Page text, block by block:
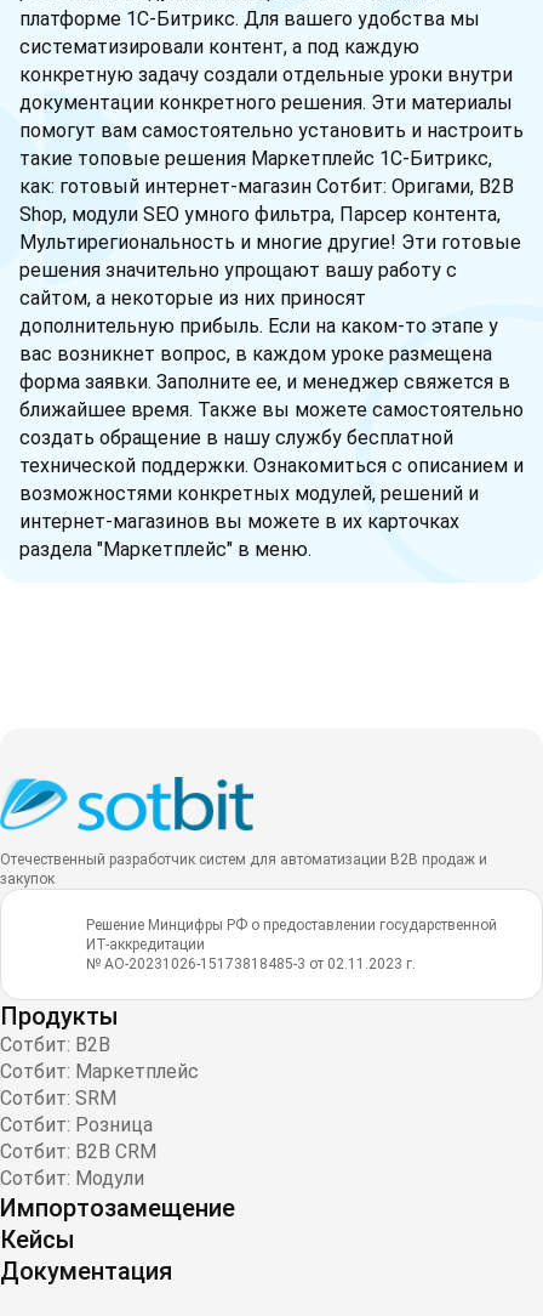
платформе 1С-Битрикс. Для вашего удобства мы
систематизировали контент, а под каждую
конкретную задачу создали отдельные уроки внутри
документации конкретного решения. Эти материалы
помогут вам самостоятельно установить и настроить
такие топовые решения Маркетплейс 1С-Битрикс,
как: готовый интернет-магазин Сотбит: Оригами, B2B
Shop, модули SEO умного фильтра, Парсер контента,
Мультирегиональность и многие другие! Эти готовые
решения значительно упрощают вашу работу с
сайтом, а некоторые из них приносят
дополнительную прибыль. Если на каком-то этапе у
вас возникнет вопрос, в каждом уроке размещена
форма заявки. Заполните ее, и менеджер свяжется в
ближайшее время. Также вы можете самостоятельно
создать обращение в нашу службу бесплатной
технической поддержки. Ознакомиться с описанием и
возможностями конкретных модулей, решений и
интернет-магазинов вы можете в их карточках
раздела "Маркетплейс" в меню.
Отечественный разработчик систем для автоматизации B2B продаж и
закупок
Решение Минцифры РФ о предоставлении государственной
ИТ-аккредитации
№ АО-20231026-15173818485-3 от 02.11.2023 г.
Продукты
Сотбит: B2B
Сотбит: Маркетплейс
Сотбит: SRM
Сотбит: Розница
Сотбит: B2B CRM
Сотбит: Модули
Импортозамещение
Кейсы
Документация